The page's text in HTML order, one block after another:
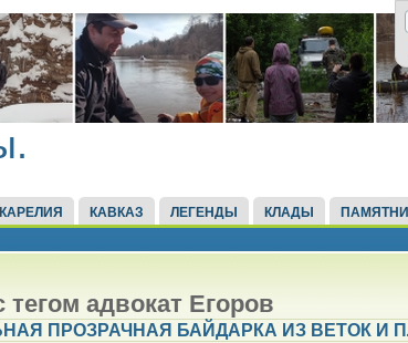
КАРЕЛИЯ КАВКАЗ ЛЕГЕНДЫ КЛАДЫ
тегом адвокат Егоров
ПРОЗРАЧНАЯ БАЙДАРКА ИЗ ВЕТОК И